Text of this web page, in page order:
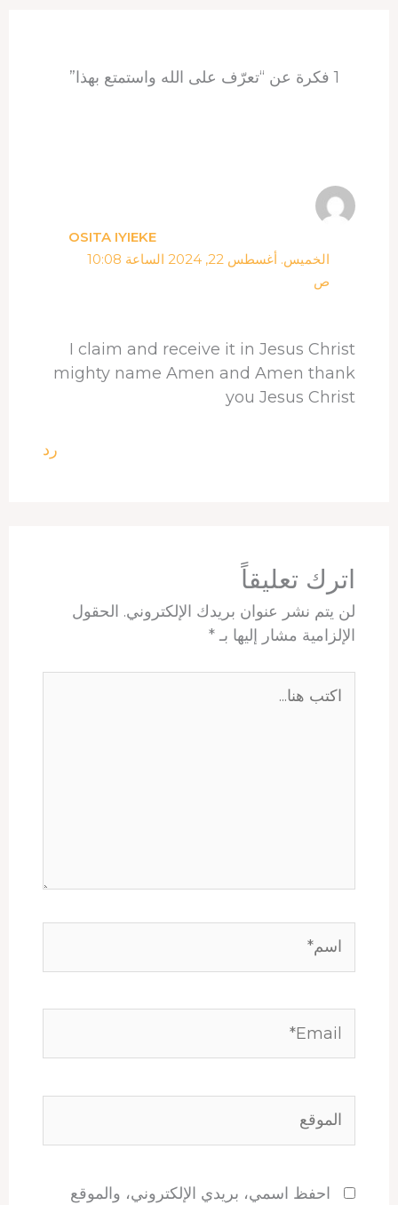
1 فكرة عن “تعرّف على الله واستمتع بهذا”
OSITA IYIEKE
الخميس. أغسطس 22, 2024 الساعة 10:08
ص
I claim and receive it in Jesus Christ
mighty name Amen and Amen thank
you Jesus Christ
رد
اترك تعليقاً
لن يتم نشر عنوان بريدك الإلكتروني. الحقول
الإلزامية مشار إليها بـ*
هنا...
احفظ اسمي، بريدي الإلكتروني، والموقع